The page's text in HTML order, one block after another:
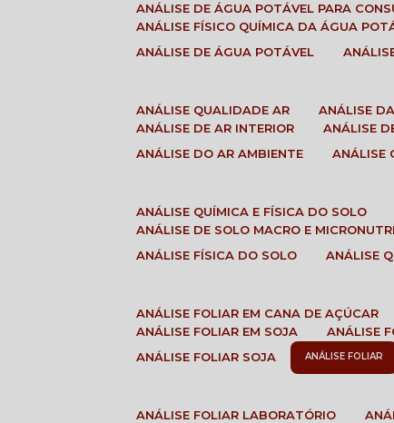
ANÁLISE DE ÁGUA POTÁVEL PARA
ANÁLISE FÍSICO QUÍMICA DA ÁGUA
ANÁLISE DE ÁGUA POTÁVEL
ANÁLISE QUALIDADE AR
ANÁLISE
ANÁLISE DE AR INTERIOR
ANÁLISE
ANÁLISE DO AR AMBIENTE
ANÁLISE QUÍMICA E FÍSICA DO SOLO
ANÁLISE DE SOLO MACRO E
ANÁLISE FÍSICA DO SOLO
ANÁLISE
ANÁLISE FOLIAR EM CANA DE AÇÚCAR
ANÁLISE FOLIAR EM SOJA
ANÁLISE
ANÁLISE FOLIAR SOJA
ANÁLISE FOLIAR
ANÁLISE FOLIAR LABORATÓRIO